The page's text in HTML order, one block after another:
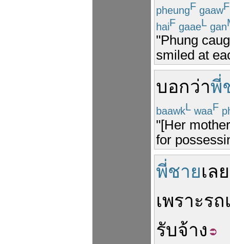
pheungF gaawF
haiF gaaeL gan
"Phung
smiled at
บอกว่าพี่
baawkL waaF
"[Her
for
พี่ชายเลย
เพราะรถ
รับจ้าง